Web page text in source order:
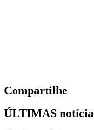
Compartilhe
ÚLTIMAS